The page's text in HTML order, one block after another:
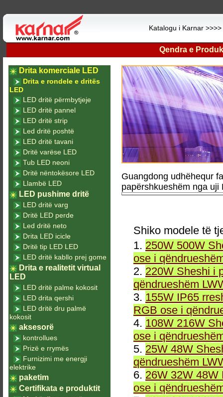
Katalogu i Karnar >>>>
Qendra e
Guangdong udhëhequr
papërshkueshëm nga uji
Shiko modele të
1. 250W 500W
ose i
2. 220W Sheshi i
qëndrueshëm
3. 155W IP65
RGB ose i
4. 108W 216W
ose i
5. 25W 48W
qëndrueshëm
6. 26W 32W 48W
ose i
Drita komerciale LED
Drita e rondele e dritës
LED
LED dritë përmbytjeje
LED dritë pannel
LED dritë strip
Led dritë poshtë
LED dritë tavani
Dritë varëse LED
Tub LED neoni
Dritë nëntokësore LED
Llambë LED
LED pushime dritë
LED dritë varg
Dritë LED perde
Led dritë neto
Drita LED icicle
Dritë tip LED LED
LED dritë kabllo prej gome
Drita e realitetit virtual
LED
LED dritë palme kokosit
LED drita qershi
LED dritë dru palmë
kokosit
aksesorë
kontrollues
Prizë e rrymës
Furnizimi me energji
elektrike
paketim
Certifikata e produktit